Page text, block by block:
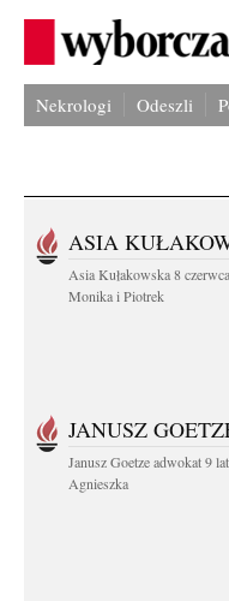
Nekrologi Odeszli
ASIA
Asia Kułakowska 8
Monika i Piotrek
JANUSZ
Janusz Goetze adwokat 9
Agnieszka